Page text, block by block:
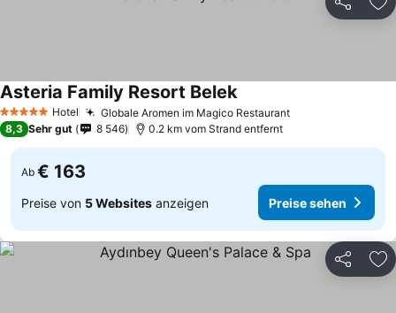
Teilen
5 Sterne Hotel Globale Aromen im Magico Restaurant
Asteria Family Resort Belek
8,3 Sehr gut 8 546 0.2 km vom Strand entfernt
Ab € 163
Preise von 5 Websites anzeigen Preise sehen
Teilen